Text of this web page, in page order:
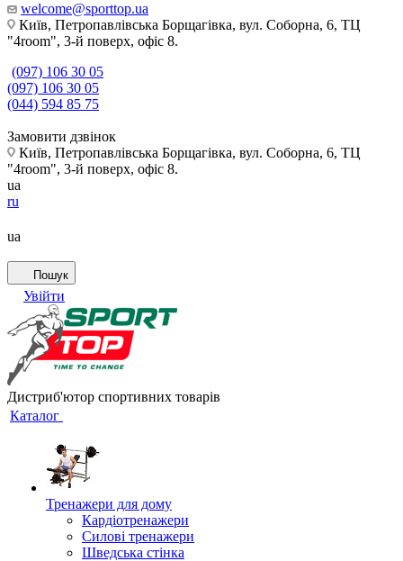
welcome@sporttop.ua
Київ, Петропавлівська Борщагівка, вул. Соборна, 6, ТЦ
"4room", 3-й поверх, офіс 8.
(097) 106 30 05
(097) 106 30 05
(044) 594 85 75
Замовити дзвінок
Київ, Петропавлівська Борщагівка, вул. Соборна, 6, ТЦ
"4room", 3-й поверх, офіс 8.
ua
ru
ua
Пошук
Увійти
Дистриб'ютор спортивних товарів
Каталог
Тренажери для дому
Кардіотренажери
Силові тренажери
Шведська стінка